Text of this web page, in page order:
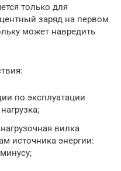
только для
заряд на первом
может навредить
по эксплуатации
вилка
источника энергии: